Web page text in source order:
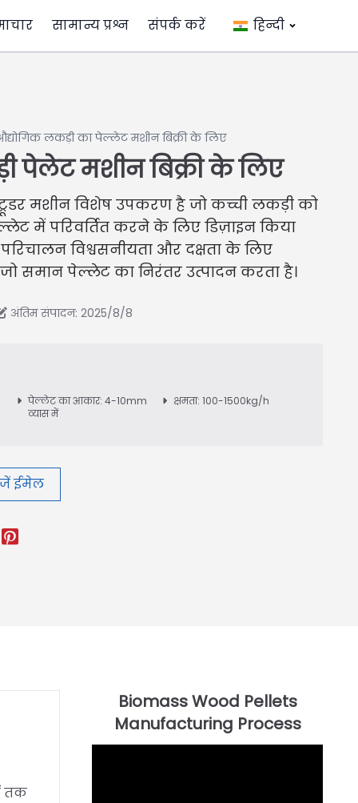
सामान्य प्रश्न संपर्क करें हिन्दी
लकड़ी का पेल्लेट मशीन बिक्री के लिए
पेलेट मशीन बिक्री के लिए
मशीन विशेष उपकरण है जो कच्ची लकड़ी को
में परिवर्तित करने के लिए डिज़ाइन किया
विश्वसनीयता और दक्षता के लिए
समान पेल्लेट का निरंतर उत्पादन करता है।
अंतिम संपादन: 2025/8/8
पेल्लेट का आकार: 4-10mm
व्यास में
क्षमता: 100-1500kg/h
ईमेल
तक